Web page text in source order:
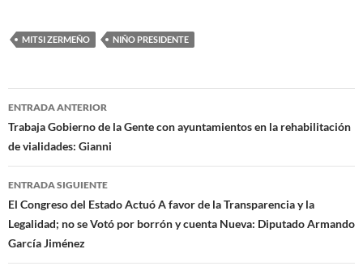
MITSI ZERMEÑO NIÑO PRESIDENTE
Navegación
de
entradas
ENTRADA ANTERIOR
Trabaja Gobierno de la Gente con ayuntamientos en la rehabilitación
de vialidades: Gianni
ENTRADA SIGUIENTE
El Congreso del Estado Actuó A favor de la Transparencia y la
Legalidad; no se Votó por borrón y cuenta Nueva: Diputado Armando
García Jiménez